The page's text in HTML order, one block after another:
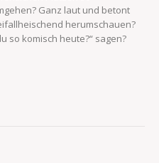
Ganz laut und betont
herumschauen?
so komisch heute?“ sagen?